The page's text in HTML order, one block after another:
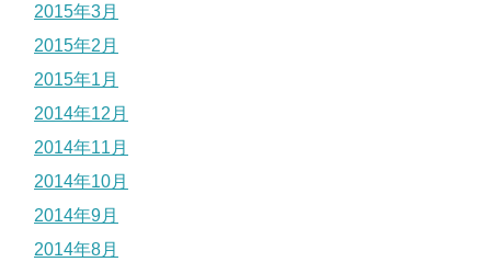
2015年3月
2015年2月
2015年1月
2014年12月
2014年11月
2014年10月
2014年9月
2014年8月